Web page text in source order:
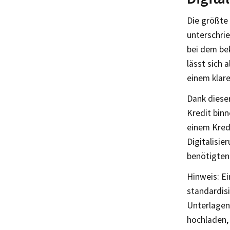
Die
bei dem
lässt sich
einem
Dank
Kredit
einem
Hinweis: